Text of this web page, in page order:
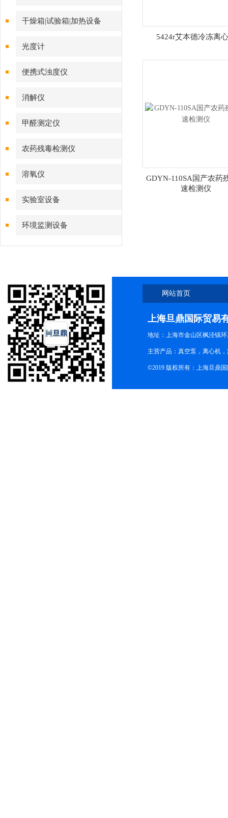
干燥箱|试验箱|加热设备
光度计
便携式浊度仪
消解仪
甲醛测定仪
农药残毒检测仪
溶氧仪
实验室设备
环境监测设备
5424r艾本德冷冻离
GDYN-110SA国产农药
速检测仪
网站首页
上海旦鼎国际贸易
地址：上海市金山区枫泾镇
主营产品：真空泵，离心机
©2019 版权所有：上海旦鼎